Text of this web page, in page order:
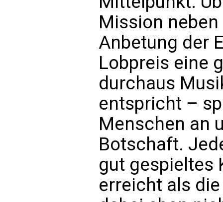
Mission
Anbetung der
Lobpreis eine
durchaus
entspricht –
Menschen an
Botschaft.
gut gespieltes
erreicht als